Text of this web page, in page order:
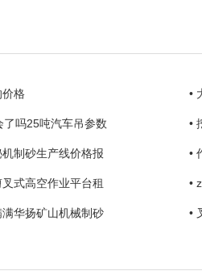
价格 •
了吗25吨汽车吊参数 •
制砂生产线价格报 •
式高空作业平台租 •
华扬矿山机械制砂 •